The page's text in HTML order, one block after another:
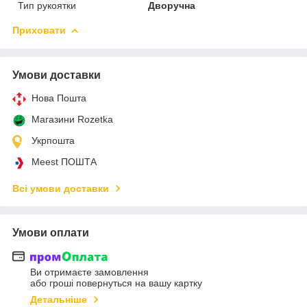
Тип рукоятки Дворучна
Приховати
Умови доставки
Нова Пошта
Магазини Rozetka
Укрпошта
Meest ПОШТА
Всі умови доставки
Умови оплати
Ви отримаєте замовлення
або гроші повернуться на вашу картку
Детальніше